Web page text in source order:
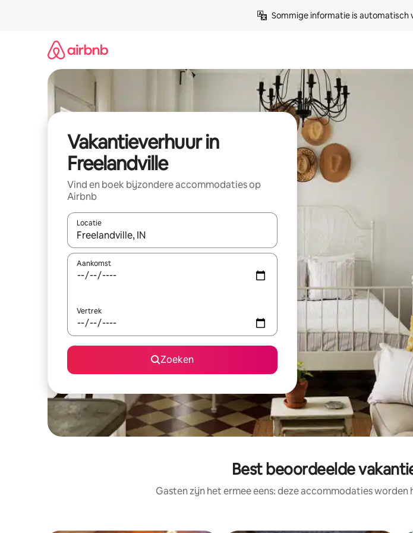
Sommige informatie is automatisch
Vakantieverhuur in
Freelandville
Vind en boek bijzondere accommodaties op
Airbnb
Locatie
Wanneer er suggesties beschikbaar zijn, maak je een keuze met je de pijltjestoetsen
Aankomst
Vertrek
Zoeken
Best beoordeelde
Gasten zijn het ermee eens: deze accommodaties